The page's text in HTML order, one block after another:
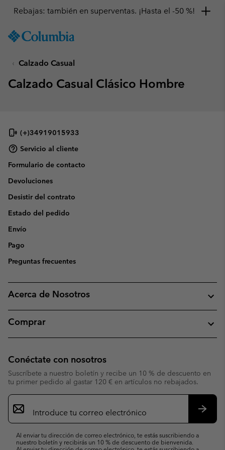
TO
SKIP
MAIN
SEARCH
Rebajas: también en superventas. ¡Hasta el -50 %!
Calzado Casual
Calzado Casual Clásico Hombre
(+)34919015933
Servicio al cliente
Formulario de contacto
Devoluciones
Desistir del contrato
Estado del pedido
Envío
Pago
Preguntas frecuentes
Acerca de Nosotros
Comprar
Conéctate con nosotros
Suscríbete a nuestro boletín y recibe un 10 % de descuento en
tu primer pedido al gastar 120 € en artículos no rebajados.
Suscripción
de
correo
Al enviar tu dirección de correo electrónico, te estás suscribiendo a
nuestro boletín y recibirás un 10 % de descuento de bienvenida.